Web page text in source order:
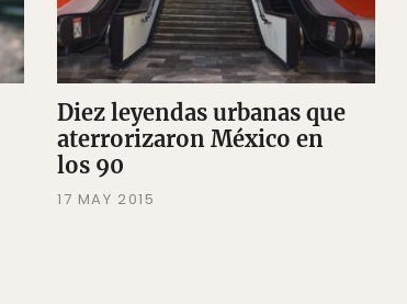
Diez leyendas urbanas que
aterrorizaron México en
los 90
17 MAY 2015